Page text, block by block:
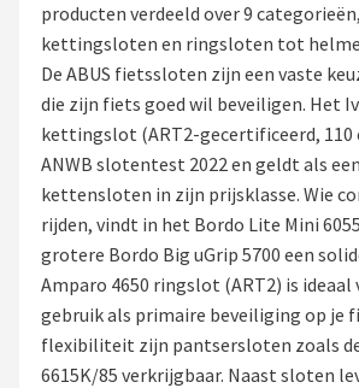
Stadsfietsen
Elektrische fietsen
Mountainbikes
Shop
POPULAIRE MERKEN
Basil
Volare
producten verdeeld over 9
kettingsloten en ringsloten tot
De ABUS fietssloten zijn een vaste
die zijn fiets goed wil beveiligen. Het
kettingslot (ART2-gecertificeerd, 110
ANWB slotentest 2022 en geldt als
kettensloten in zijn prijsklasse. Wie
rijden, vindt in het Bordo Lite Mini
grotere Bordo Big uGrip 5700 een
Amparo 4650 ringslot (ART2) is ideaal
gebruik als primaire beveiliging op je
flexibiliteit zijn pantsersloten zoals
6615K/85 verkrijgbaar. Naast sloten